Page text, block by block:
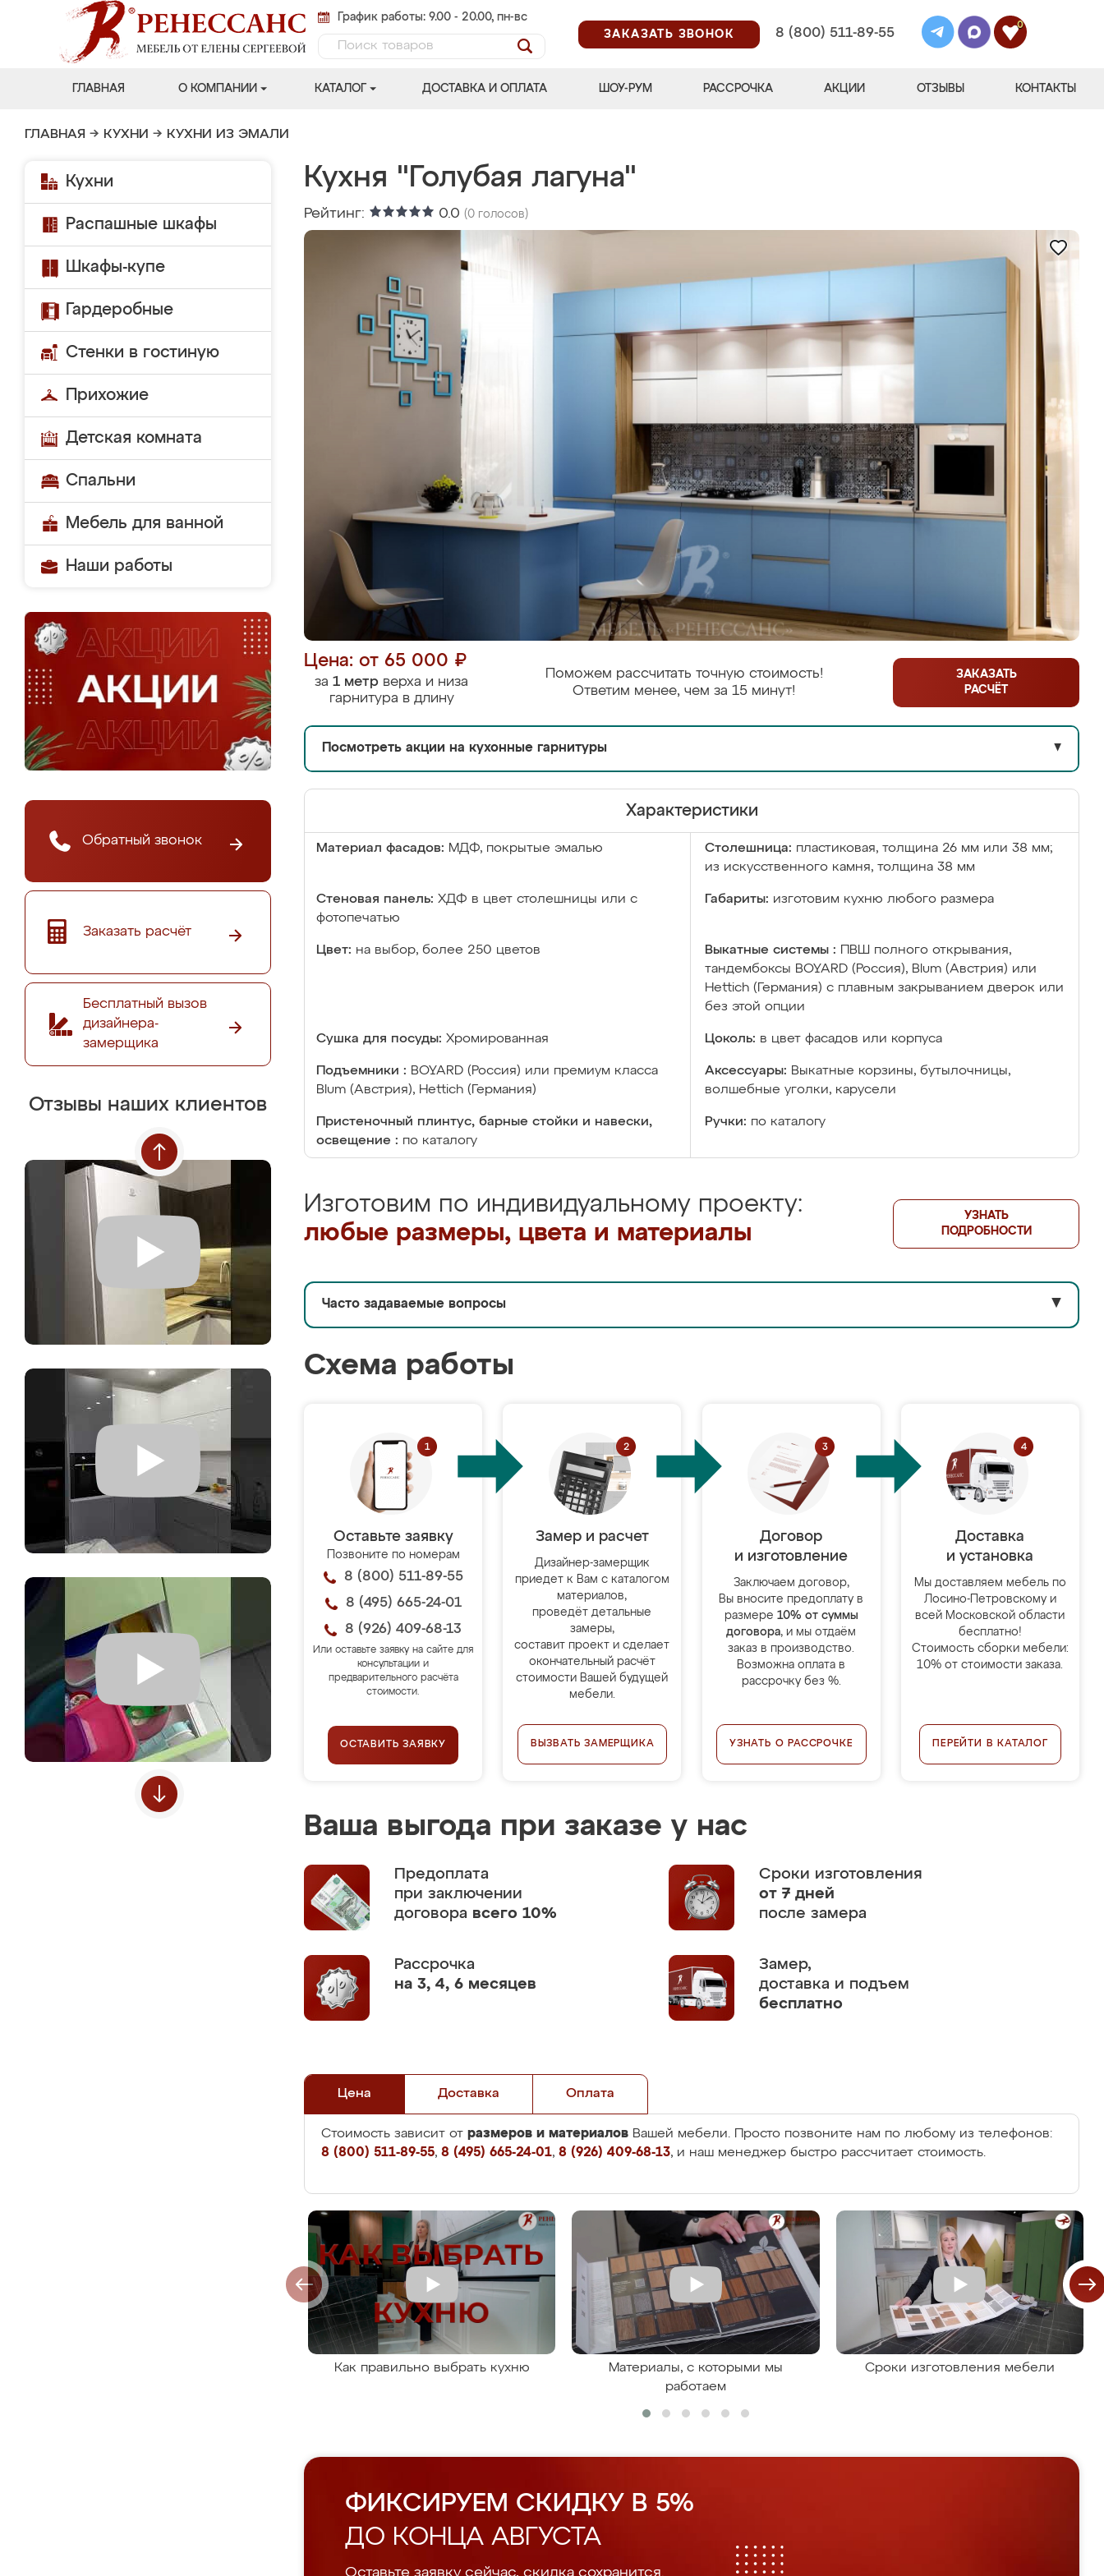
График работы: 9.00 - 20.00, пн-вс
ЗАКАЗАТЬ ЗВОНОК
8 (800) 511-89-55
0
ГЛАВНАЯ О КОМПАНИИ КАТАЛОГ ДОСТАВКА И ОПЛАТА ШОУ-РУМ РАССРОЧКА АКЦИИ ОТЗЫВЫ КОНТАКТЫ
ГЛАВНАЯ → КУХНИ → КУХНИ ИЗ ЭМАЛИ
Кухни
Распашные шкафы
Шкафы-купе
Гардеробные
Стенки в гостиную
Прихожие
Детская комната
Спальни
Мебель для ванной
Наши работы
Обратный звонок
Заказать расчёт
Бесплатный вызов
дизайнера-
замерщика
Отзывы наших клиентов
Кухня "Голубая лагуна"
Рейтинг: 0.0 (0 голосов)
Цена: от 65 000 ₽
за 1 метр верха и низа
гарнитура в длину
Поможем рассчитать точную стоимость!
Ответим менее, чем за 15 минут!
ЗАКАЗАТЬ
РАСЧЁТ
Посмотреть акции на кухонные гарнитуры ▼
Характеристики
Материал фасадов: МДФ, покрытые эмалью Столешница: пластиковая, толщина 26 мм или 38 мм;
из искусственного камня, толщина 38 мм
Стеновая панель: ХДФ в цвет столешницы или с
фотопечатью
Габариты: изготовим кухню любого размера
Цвет: на выбор, более 250 цветов Выкатные системы :
ПВШ полного открывания,
тандембоксы BOYARD (Россия), Blum (Австрия) или
Hettich (Германия) с плавным закрыванием дверок или
без этой опции
Сушка для посуды: Хромированная Цоколь: в цвет фасадов или корпуса
Подъемники : BOYARD (Россия) или премиум класса
Blum (Австрия), Hettich (Германия)
Аксессуары: Выкатные корзины, бутылочницы,
волшебные уголки, карусели
Пристеночный плинтус, барные стойки и навески,
освещение : по каталогу
Ручки: по каталогу
Изготовим по индивидуальному проекту:
любые размеры, цвета и материалы
УЗНАТЬ
ПОДРОБНОСТИ
Часто задаваемые вопросы ▼
Схема работы
Оставьте заявку
Позвоните по номерам
8 (800) 511-89-55
8 (495) 665-24-01
8 (926) 409-68-13
Или оставьте заявку на сайте для
консультации и
предварительного расчёта
стоимости.
ОСТАВИТЬ ЗАЯВКУ
Замер и расчет
Дизайнер-замерщик
приедет к Вам с каталогом
материалов,
проведёт детальные
замеры,
составит проект и сделает
окончательный расчёт
стоимости Вашей будущей
мебели.
ВЫЗВАТЬ ЗАМЕРЩИКА
Договор
и изготовление
Заключаем договор,
Вы вносите предоплату в
размере 10% от суммы
договора, и мы отдаём
заказ в производство.
Возможна оплата в
рассрочку без %.
УЗНАТЬ О РАССРОЧКЕ
Доставка
и установка
Мы доставляем мебель по
Лосино-Петровскому и
всей Московской области
бесплатно!
Стоимость сборки мебели:
10% от стоимости заказа.
ПЕРЕЙТИ В КАТАЛОГ
Ваша выгода при заказе у нас
Предоплата
при заключении
договора всего 10%
Сроки изготовления
от 7 дней
после замера
Рассрочка
на 3, 4, 6 месяцев
Замер,
доставка и подъем
бесплатно
Цена Доставка Оплата
Стоимость зависит от размеров и материалов Вашей мебели. Просто позвоните нам по любому из телефонов:
8 (800) 511-89-55, 8 (495) 665-24-01, 8 (926) 409-68-13, и наш менеджер быстро рассчитает стоимость.
Как правильно выбрать кухню
Материалы, с которыми мы
работаем
Сроки изготовления мебели
ФИКСИРУЕМ СКИДКУ В 5%
ДО КОНЦА АВГУСТА
Оставьте заявку сейчас, скидка сохранится.